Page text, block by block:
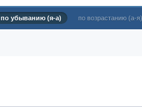
по убыванию (я-а) по возрастанию (а-я)